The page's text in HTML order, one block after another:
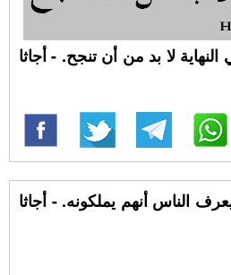
لا بد من أن تنجح. - أجاثا
الناس أنهم يملكونه. - أجاثا